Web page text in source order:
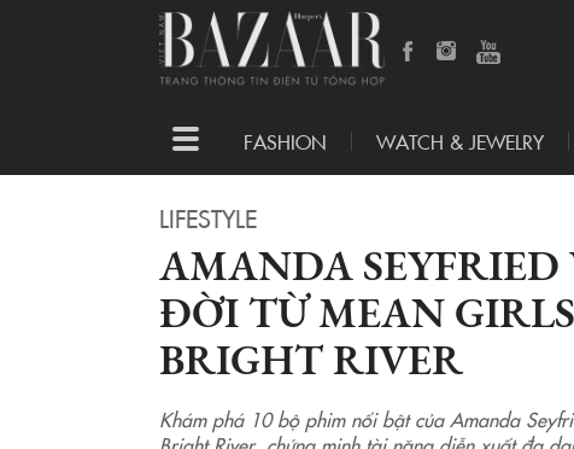
Toggle
navigation
FASHION WATCH & JEWELRY
LIFESTYLE
AMANDA
ĐỜI TỪ MEAN
BRIGHT RIVER
Khám phá 10 bộ phim nổi bật của Amanda